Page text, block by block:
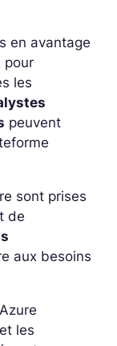
en avantage
pour
les
peuvent
sont prises
de
aux besoins
les